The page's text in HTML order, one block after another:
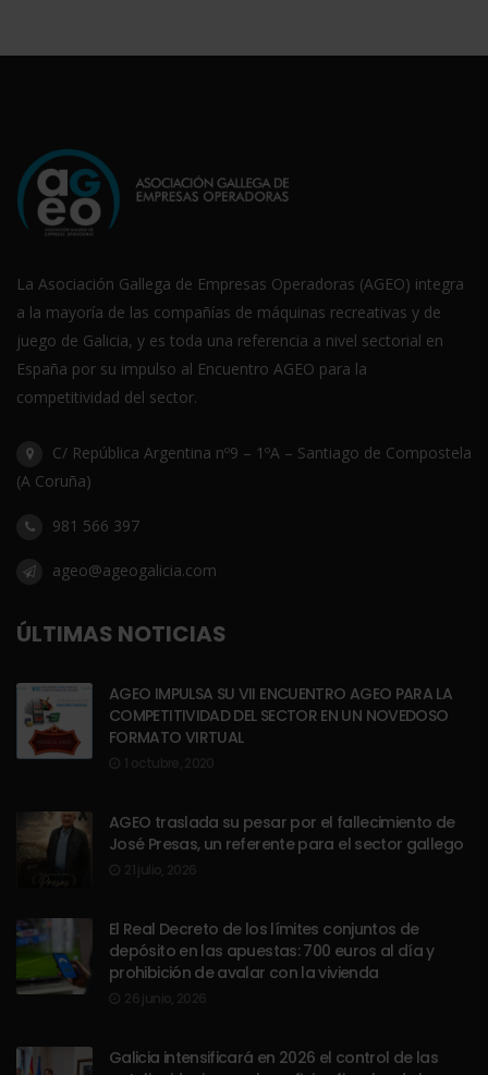
La Asociación Gallega de Empresas Operadoras (AGEO) integra
a la mayoría de las compañías de máquinas recreativas y de
juego de Galicia, y es toda una referencia a nivel sectorial en
España por su impulso al Encuentro AGEO para la
competitividad del sector.
C/ República Argentina nº9 – 1ºA – Santiago de Compostela
(A Coruña)
981 566 397
ageo@ageogalicia.com
ÚLTIMAS NOTICIAS
AGEO IMPULSA SU VII ENCUENTRO AGEO PARA LA
COMPETITIVIDAD DEL SECTOR EN UN NOVEDOSO
FORMATO VIRTUAL
AGEO traslada su pesar por el fallecimiento de
José Presas, un referente para el sector gallego
El Real Decreto de los límites conjuntos de
depósito en las apuestas: 700 euros al día y
prohibición de avalar con la vivienda
Galicia intensificará en 2026 el control de las